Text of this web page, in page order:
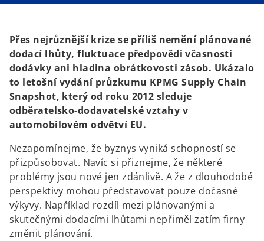
t
a
t
a
b
Přes nejrůznější krize se příliš nemění plánované
dodací lhůty, fluktuace předpovědi včasnosti
dodávky ani hladina obrátkovosti zásob. Ukázalo
to letošní vydání průzkumu KPMG Supply Chain
Snapshot, který od roku 2012 sleduje
odběratelsko-dodavatelské vztahy v
automobilovém odvětví EU.
Nezapomínejme, že byznys vyniká schopností se
přizpůsobovat. Navíc si přiznejme, že některé
problémy jsou nové jen zdánlivě. A že z dlouhodobé
perspektivy mohou představovat pouze dočasné
výkyvy. Například rozdíl mezi plánovanými a
skutečnými dodacími lhůtami nepřiměl zatím firny
změnit plánování.